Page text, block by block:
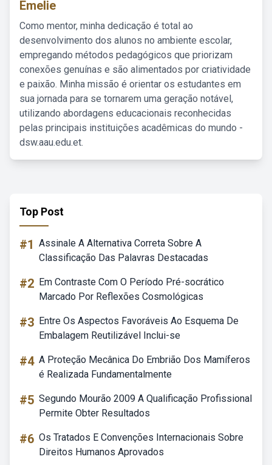
Emelie
Como mentor, minha dedicação é total ao
desenvolvimento dos alunos no ambiente escolar,
empregando métodos pedagógicos que priorizam
conexões genuínas e são alimentados por criatividade
e paixão. Minha missão é orientar os estudantes em
sua jornada para se tornarem uma geração notável,
utilizando abordagens educacionais reconhecidas
pelas principais instituições acadêmicas do mundo -
dsw.aau.edu.et.
Top Post
#1 Assinale A Alternativa Correta Sobre A
Classificação Das Palavras Destacadas
#2 Em Contraste Com O Período Pré-socrático
Marcado Por Reflexões Cosmológicas
#3 Entre Os Aspectos Favoráveis Ao Esquema De
Embalagem Reutilizável Inclui-se
#4 A Proteção Mecânica Do Embrião Dos Mamíferos
é Realizada Fundamentalmente
#5 Segundo Mourão 2009 A Qualificação Profissional
Permite Obter Resultados
#6 Os Tratados E Convenções Internacionais Sobre
Direitos Humanos Aprovados